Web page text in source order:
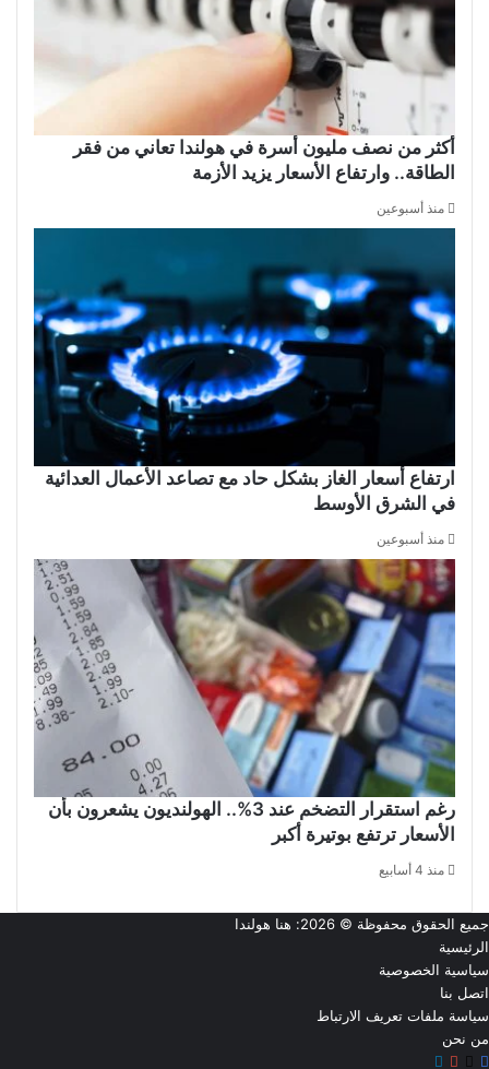
أكثر من نصف مليون أسرة في هولندا تعاني من فقر
الطاقة.. وارتفاع الأسعار يزيد الأزمة
منذ أسبوعين
ارتفاع أسعار الغاز بشكل حاد مع تصاعد الأعمال العدائية
في الشرق الأوسط
منذ أسبوعين
رغم استقرار التضخم عند 3%.. الهولنديون يشعرون بأن
الأسعار ترتفع بوتيرة أكبر
منذ 4 أسابيع
جميع الحقوق محفوظة © 2026:
هنا هولندا
الرئيسية
سياسية الخصوصية
اتصل بنا
سياسة ملفات تعريف الارتباط
من نحن
فيسبوك
‫X
‫YouTube